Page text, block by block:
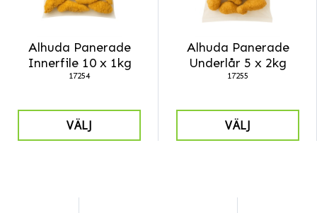
Alhuda Panerade
Innerfile 10 x 1kg
17254
VÄLJ
Alhuda Panerade
Underlår 5 x 2kg
17255
VÄLJ